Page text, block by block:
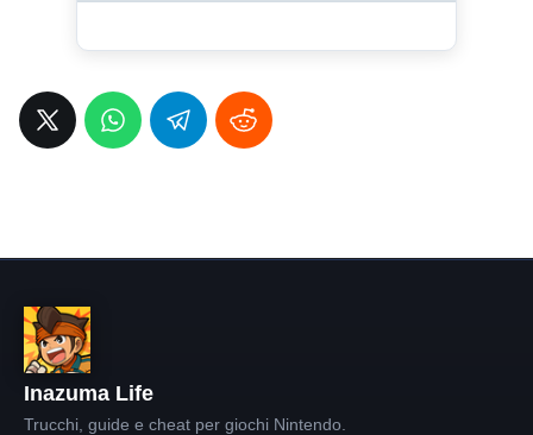
Inazuma Life
Trucchi, guide e cheat per giochi Nintendo.